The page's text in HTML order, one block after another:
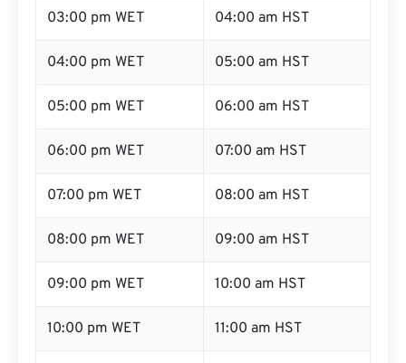
03:00 pm WET 04:00 am HST
04:00 pm WET 05:00 am HST
05:00 pm WET 06:00 am HST
06:00 pm WET 07:00 am HST
07:00 pm WET 08:00 am HST
08:00 pm WET 09:00 am HST
09:00 pm WET 10:00 am HST
10:00 pm WET 11:00 am HST